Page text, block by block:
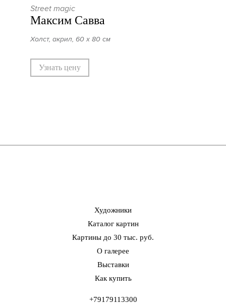
Street magic
Максим Савва
Холст, акрил, 60 х 80 см
Узнать цену
Художники
Каталог картин
Картины до 30 тыс. руб.
О галерее
Выставки
Как купить
+79179113300